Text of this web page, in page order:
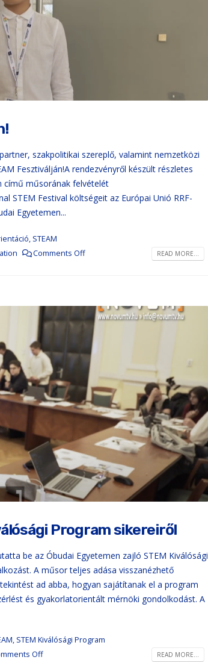
szakpolitikai szereplő, valamint nemzetközi
Fesztiválján!A rendezvényről készült részletes
című műsorának felvételét
STEM Festival költségeit az Európai Unió RRF-
Egyetemen...
, STEAM
Comments Off READ MORE...
Program sikereiről
be az Óbudai Egyetemen zajló STEM Kiválósági
A műsor teljes adása visszanézhető
ad abba, hogyan sajátítanak el a program
és gyakorlatorientált mérnöki gondolkodást. A
, STEM Kiválósági Program
Off READ MORE...